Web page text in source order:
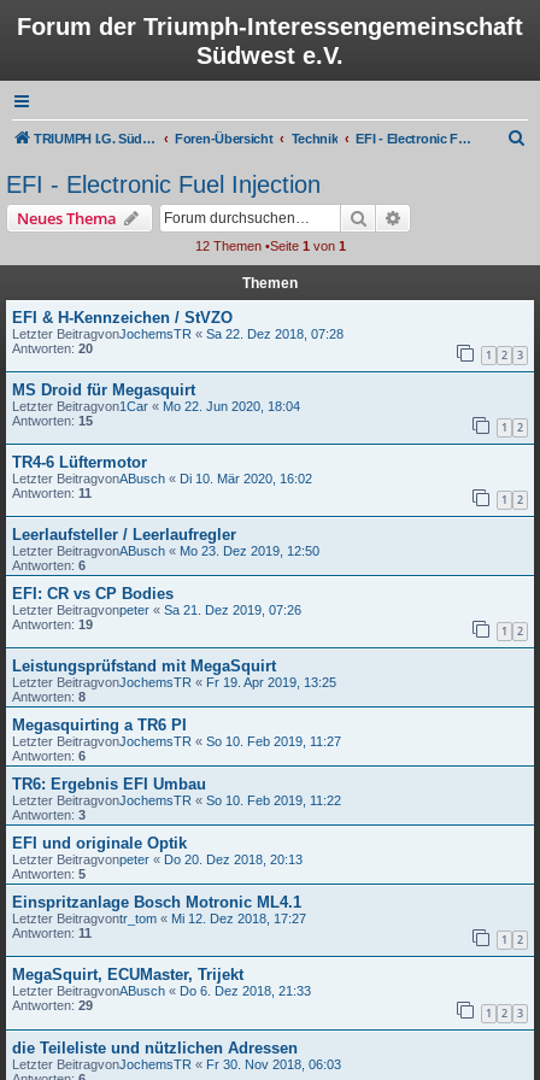
Forum der Triumph-Interessengemeinschaft
Südwest e.V.
TRIUMPH I.G. Südwest e.V. Foren-Übersicht Technik EFI - Electronic Fuel Injection
EFI - Electronic Fuel Injection
Neues Thema Suche
12 Themen •Seite 1 von 1
Themen
EFI & H-Kennzeichen / StVZO
Letzter BeitragvonJochemsTR « Sa 22. Dez 2018, 07:28
Antworten: 20 1 2 3
MS Droid für Megasquirt
Letzter Beitragvon1Car « Mo 22. Jun 2020, 18:04
Antworten: 15 1 2
TR4-6 Lüftermotor
Letzter BeitragvonABusch « Di 10. Mär 2020, 16:02
Antworten: 11 1 2
Leerlaufsteller / Leerlaufregler
Letzter BeitragvonABusch « Mo 23. Dez 2019, 12:50
Antworten: 6
EFI: CR vs CP Bodies
Letzter Beitragvonpeter « Sa 21. Dez 2019, 07:26
Antworten: 19 1 2
Leistungsprüfstand mit MegaSquirt
Letzter BeitragvonJochemsTR « Fr 19. Apr 2019, 13:25
Antworten: 8
Megasquirting a TR6 PI
Letzter BeitragvonJochemsTR « So 10. Feb 2019, 11:27
Antworten: 6
TR6: Ergebnis EFI Umbau
Letzter BeitragvonJochemsTR « So 10. Feb 2019, 11:22
Antworten: 3
EFI und originale Optik
Letzter Beitragvonpeter « Do 20. Dez 2018, 20:13
Antworten: 5
Einspritzanlage Bosch Motronic ML4.1
Letzter Beitragvontr_tom « Mi 12. Dez 2018, 17:27
Antworten: 11 1 2
MegaSquirt, ECUMaster, Trijekt
Letzter BeitragvonABusch « Do 6. Dez 2018, 21:33
Antworten: 29 1 2 3
die Teileliste und nützlichen Adressen
Letzter BeitragvonJochemsTR « Fr 30. Nov 2018, 06:03